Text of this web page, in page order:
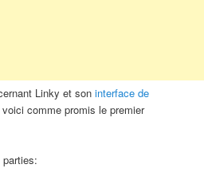
Linky et soninterface de
voici comme promis le premier